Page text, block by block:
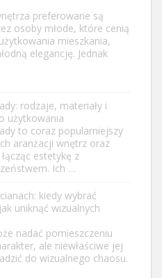
preferowane są
osoby młode, które cenią
mieszkania,
elegancję. Jednak
rodzaje, materiały i
użytkowania
to coraz popularniejszy
aranżacji wnętrz oraz
estetykę z
Ich …
kiedy wybrać
uniknąć wizualnych
nadać pomieszczeniu
ale niewłaściwe jej
do wizualnego chaosu.